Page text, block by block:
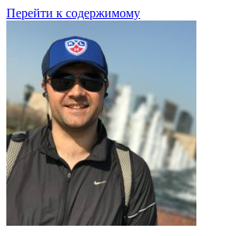
Перейти к содержимому